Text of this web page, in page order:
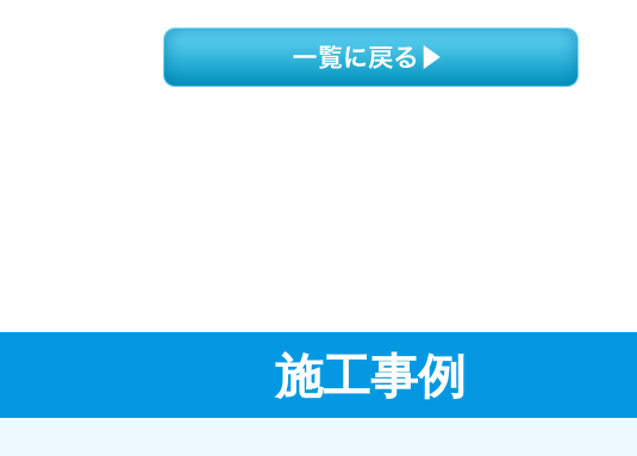
施工事例